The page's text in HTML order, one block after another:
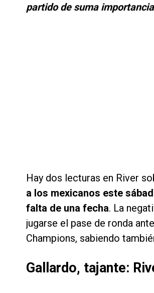
partido de suma
Hay dos lecturas en River
a los mexicanos este
falta de una fecha. La
jugarse el pase de ronda
Champions, sabiendo
Gallardo, tajante: